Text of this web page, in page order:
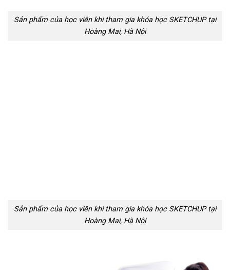
Sản phẩm của học viên khi tham gia khóa học SKETCHUP tại
Hoàng Mai, Hà Nội
Sản phẩm của học viên khi tham gia khóa học SKETCHUP tại
Hoàng Mai, Hà Nội